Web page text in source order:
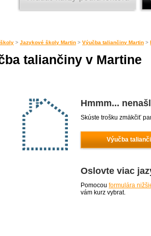
> Jazykové školy Martin > Výučba taliančiny Martin >
taliančiny v Martine
Hmmm...
Skúste trošku zmäkčiť
Výučba
Oslovte viac
Pomocou formulára
vám kurz vybrat.